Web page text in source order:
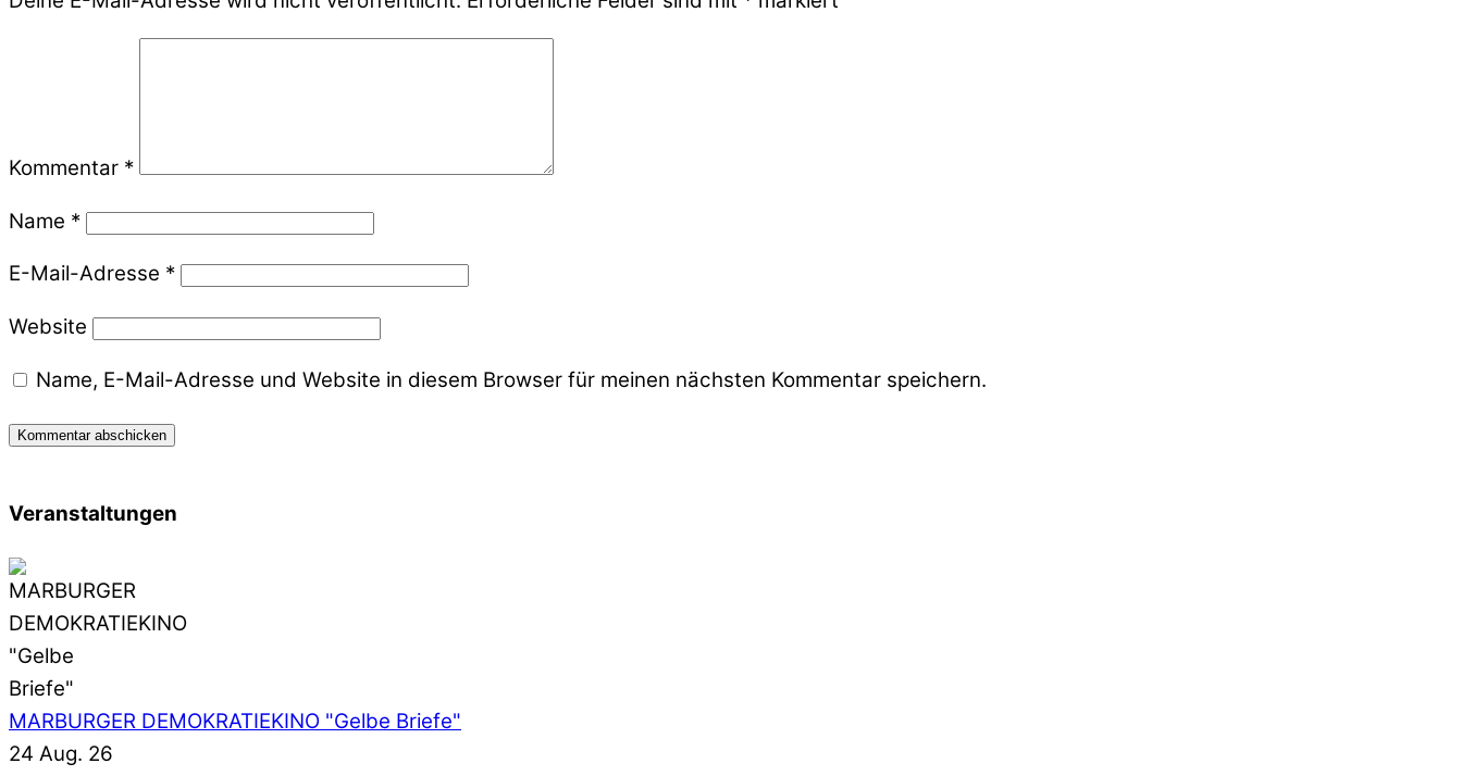
Kommentar *
Name *
E-Mail-Adresse *
Website
Name, E-Mail-Adresse und Website in diesem Browser für meinen nächsten Kommentar speichern.
Veranstaltungen
MARBURGER DEMOKRATIEKINO "Gelbe Briefe"
24 Aug. 26